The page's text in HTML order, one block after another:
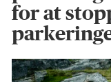
for at